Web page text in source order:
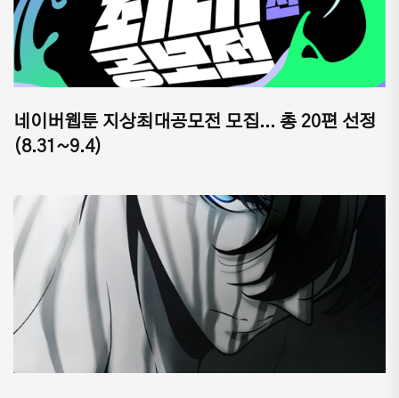
네이버웹툰 지상최대공모전 모집... 총 20편 선정
(8.31~9.4)